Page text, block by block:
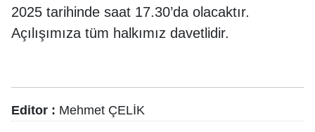
2025 tarihinde saat 17.30’da olacaktır.
Açılışımıza tüm halkımız davetlidir.
Editor : Mehmet ÇELİK